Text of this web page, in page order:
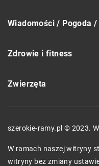
Wiadomości / Pogoda
Zdrowie i fitness
Zwierzęta
szerokie-ramy.pl © 2023.
W ramach naszej witryny
witryny bez zmiany